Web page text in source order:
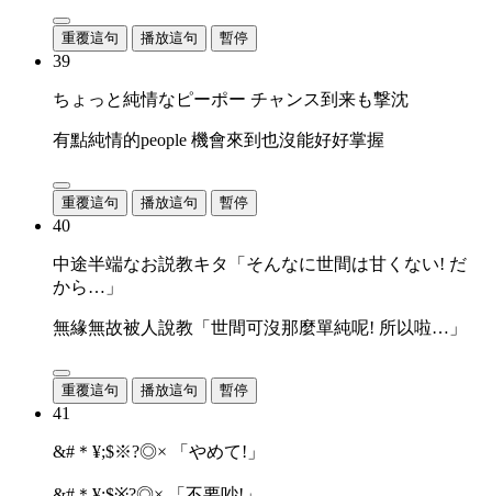
重覆這句 播放這句 暫停
39
ちょっと純情なピーポー チャンス到来も撃沈
有點純情的people 機會來到也沒能好好掌握
重覆這句 播放這句 暫停
40
中途半端なお説教キタ「そんなに世間は甘くない! だ
から…」
無緣無故被人說教「世間可沒那麼單純呢! 所以啦…」
重覆這句 播放這句 暫停
41
&#＊¥;$※?◎× 「やめて!」